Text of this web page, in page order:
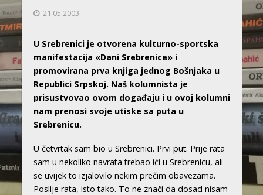
21.05.2003.
U Srebrenici je otvorena kulturno-sportska
manifestacija «Dani Srebrenice» i
promovirana prva knjiga jednog Bošnjaka u
Republici Srpskoj. Naš kolumnista je
prisustvovao ovom događaju i u ovoj kolumni
nam prenosi svoje utiske sa puta u
Srebrenicu.
U četvrtak sam bio u Srebrenici. Prvi put. Prije rata
sam u nekoliko navrata trebao ići u Srebrenicu, ali
se uvijek to izjalovilo nekim prečim obavezama.
Poslije rata, isto tako. To ne znači da dosad nisam